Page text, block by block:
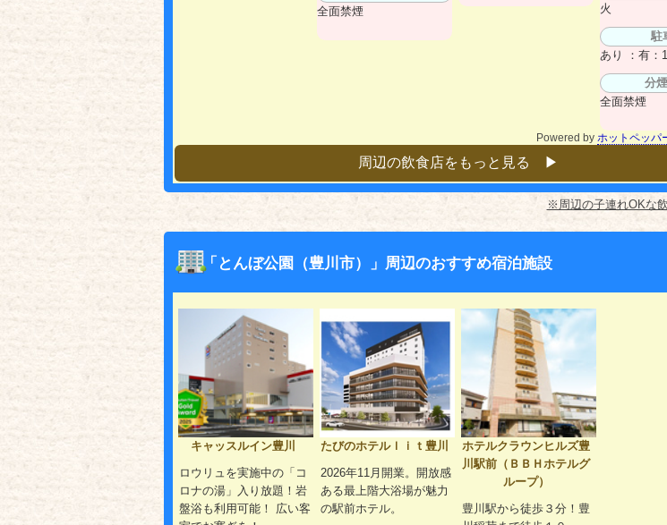
全面禁煙
火
駐
あり ：有：
分
全面禁煙
Powered by ホットペッパ
周辺の飲食店をもっと見る ▶︎
※周辺の子連れOKな
「とんぼ公園（豊川市）」周辺のおすすめ宿泊施設
キャッスルイン豊川
ロウリュを実施中の「コ
ロナの湯」入り放題！岩
盤浴も利用可能！ 広い客
たびのホテルｌｉｔ豊川
2026年11月開業。開放感
ある最上階大浴場が魅力
の駅前ホテル。
ホテルクラウンヒルズ豊
川駅前（ＢＢＨホテルグ
ループ）
豊川駅から徒歩３分！豊